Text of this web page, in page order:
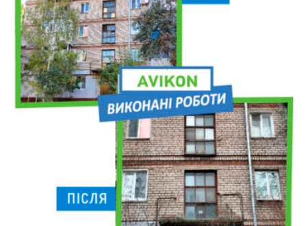
ПОКРІВЛІ,
ПРИМИКАННЯ
ПОКРІВЛІ,
БЛОКУВАННЯ
ШВІВ,
ПРОЧИЩЕННЯ
ЖОЛОБІВ